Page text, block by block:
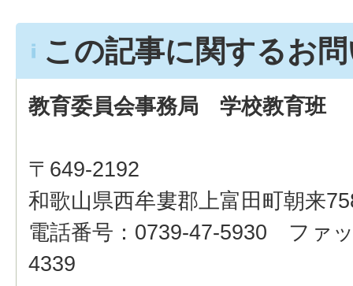
この記事に関するお
教育委員会事務局 学校教育班
〒649-2192
和歌山県西牟婁郡上富田町朝来
電話番号：0739-47-5930 ファ
4339